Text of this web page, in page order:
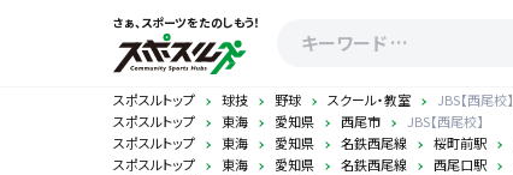
さぁ、スポーツをたのしもう！
スポスルトップ 球技 野球 スクール・教室
JBS【西尾校】
スポスルトップ
東海 愛知県 西尾市
JBS【西尾校】
スポスルトップ
東海 愛知県 名鉄西尾線 桜町前駅
スポスルトップ
東海 愛知県 名鉄西尾線 西尾口駅